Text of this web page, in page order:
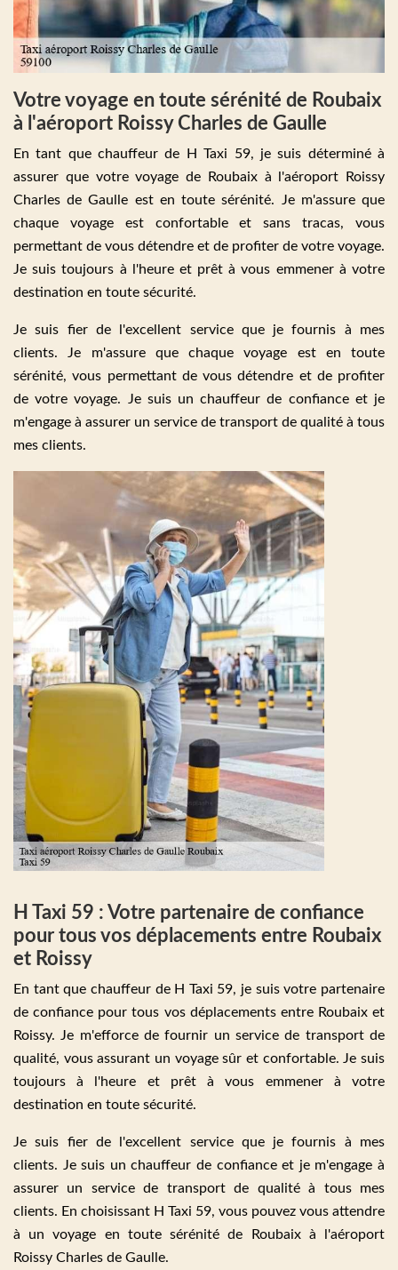
Votre voyage en toute sérénité de Roubaix
à l'aéroport Roissy Charles de Gaulle
En tant que chauffeur de H Taxi 59, je suis déterminé à
assurer que votre voyage de Roubaix à l'aéroport Roissy
Charles de Gaulle est en toute sérénité. Je m'assure que
chaque voyage est confortable et sans tracas, vous
permettant de vous détendre et de profiter de votre voyage.
Je suis toujours à l'heure et prêt à vous emmener à votre
destination en toute sécurité.
Je suis fier de l'excellent service que je fournis à mes
clients. Je m'assure que chaque voyage est en toute
sérénité, vous permettant de vous détendre et de profiter
de votre voyage. Je suis un chauffeur de confiance et je
m'engage à assurer un service de transport de qualité à tous
mes clients.
H Taxi 59 : Votre partenaire de confiance
pour tous vos déplacements entre Roubaix
et Roissy
En tant que chauffeur de H Taxi 59, je suis votre partenaire
de confiance pour tous vos déplacements entre Roubaix et
Roissy. Je m'efforce de fournir un service de transport de
qualité, vous assurant un voyage sûr et confortable. Je suis
toujours à l'heure et prêt à vous emmener à votre
destination en toute sécurité.
Je suis fier de l'excellent service que je fournis à mes
clients. Je suis un chauffeur de confiance et je m'engage à
assurer un service de transport de qualité à tous mes
clients. En choisissant H Taxi 59, vous pouvez vous attendre
à un voyage en toute sérénité de Roubaix à l'aéroport
Roissy Charles de Gaulle.